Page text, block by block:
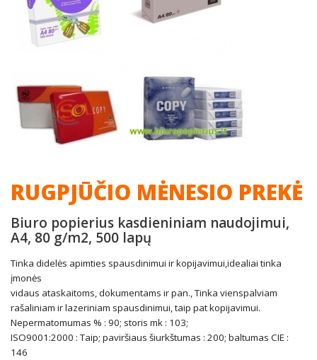
RUGPJŪČIO MĖNESIO PREKĖ
Biuro popierius kasdieniniam naudojimui,
A4, 80 g/m2, 500 lapų
Tinka didelės apimties spausdinimui ir kopijavimui,idealiai tinka
įmonės
vidaus ataskaitoms, dokumentams ir pan., Tinka vienspalviam
rašaliniam ir lazeriniam spausdinimui, taip pat kopijavimui.
Nepermatomumas % : 90; storis mk : 103;
ISO9001:2000 : Taip; paviršiaus šiurkštumas : 200; baltumas CIE :
146